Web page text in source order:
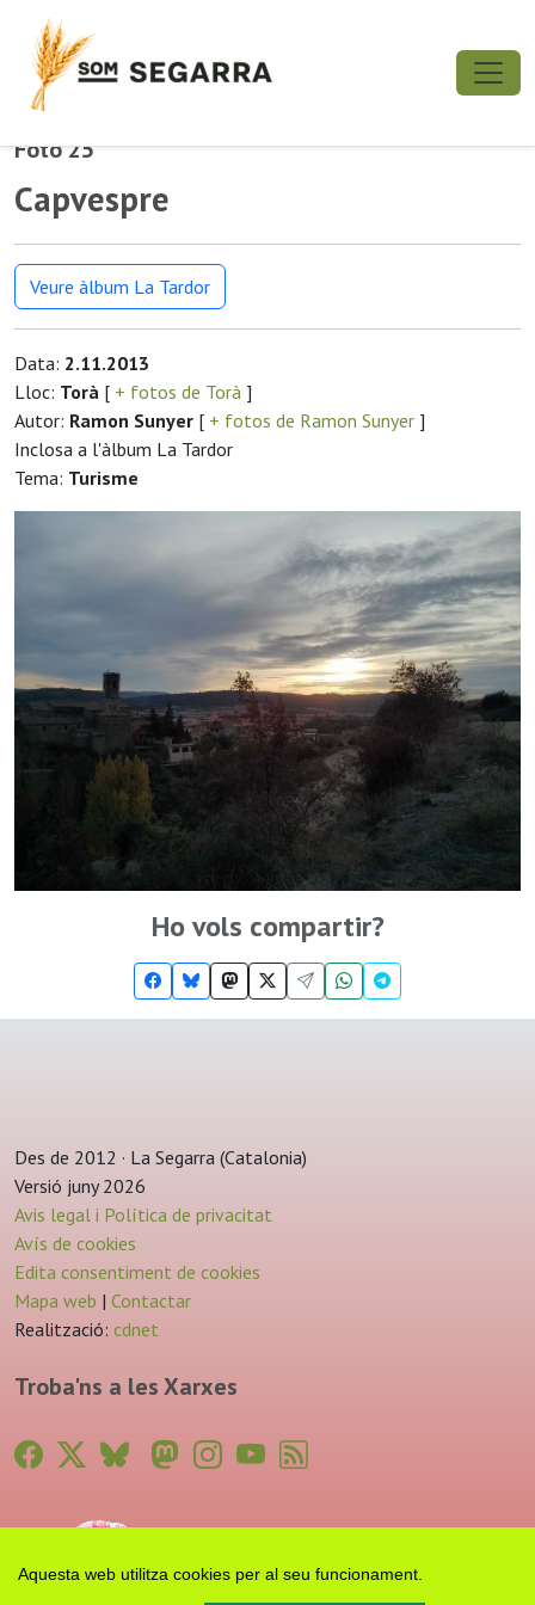
Aquesta web utilitza cookies per al seu funcionament.
Foto 25
Capvespre
Veure àlbum La Tardor
Data: 2.11.2013
Lloc: Torà [ + fotos de Torà ]
Autor: Ramon Sunyer [ + fotos de Ramon Sunyer ]
Inclosa a l'àlbum La Tardor
Tema: Turisme
Ho vols compartir?
Des de 2012 · La Segarra (Catalonia)
Versió juny 2026
Avis legal i Política de privacitat
Avís de cookies
Edita consentiment de cookies
Mapa web | Contactar
Realització: cdnet
Troba'ns a les Xarxes